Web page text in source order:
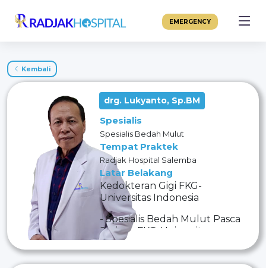
EMERGENCY
Kembali
drg. Lukyanto, Sp.BM
Spesialis
Spesialis Bedah Mulut
Tempat Praktek
Radjak Hospital Salemba
Latar Belakang
Kedokteran Gigi FKG-
Universitas Indonesia
- Spesialis Bedah Mulut Pasca
Sarjana FKG-Universitas
Indonesia